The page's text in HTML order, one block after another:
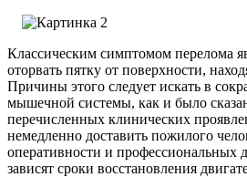
Классическим симптомом перелома
оторвать пятку от поверхности,
Причины этого следует искать в
мышечной системы, как и было
перечисленных клинических
немедленно доставить пожилого
оперативности и профессиональных
зависят сроки восстановления